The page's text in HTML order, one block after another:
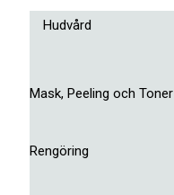
Hudvård
Mask, Peeling och Toner
Rengöring